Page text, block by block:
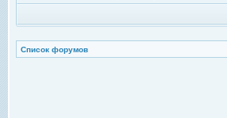
Список форумов